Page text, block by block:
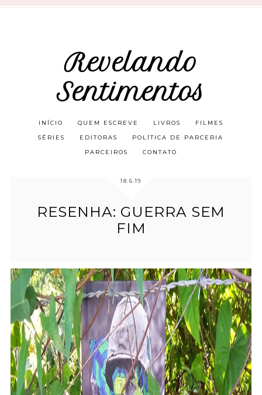
Revelando
Sentimentos
INÍCIO QUEM ESCREVE LIVROS FILMES
SÉRIES EDITORAS POLÍTICA DE PARCERIA
PARCEIROS CONTATO
18.6.19
RESENHA: GUERRA SEM
FIM